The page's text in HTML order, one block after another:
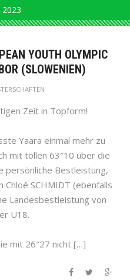
2023
YOUTH OLYMPIC
(SLOWENIEN)
Zeit in Topform!
Yaara einmal mehr zu
mit tollen 63″10 über die
persönliche Bestleistung,
SCHMIDT (ebenfalls
Landesbestleistung von
U18.
mit 26″27 nicht […]